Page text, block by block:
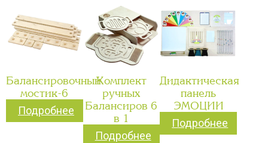
Балансировочный
мостик-6
Подробнее
Комплект
ручных
Балансиров 6
в 1
Подробнее
Дидактическая
панель
ЭМОЦИИ
Подробнее